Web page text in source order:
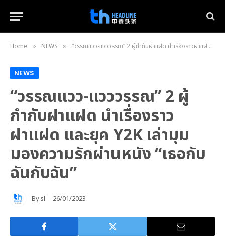
Home » NEWS » “วรรณแวว-แวววรรณ” 2 ผู้กำกับฝาแฝด นำเรื่องราวฝาแฝด และยุค Y2K เล่ามุมมองความรักผ่านหนัง “เธอกับฉันกับฉัน”
NEWS
“วรรณแวว-แวววรรณ” 2 ผู้
กำกับฝาแฝด นำเรื่องราว
ฝาแฝด และยุค Y2K เล่ามุม
มองความรักผ่านหนัง “เธอกับ
ฉันกับฉัน”
Bysl 26/01/2023